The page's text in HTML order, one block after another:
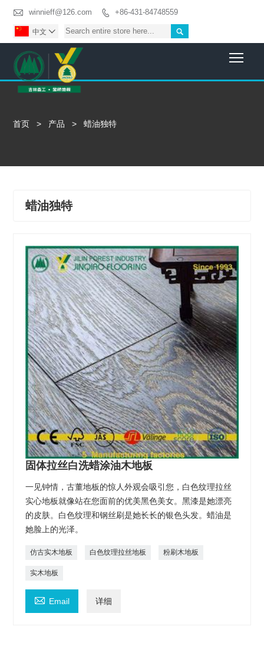
 winnieff@126.com  +86-431-84748559

中文 
首页 > 产品 > 蜡油独特
蜡油独特
固体拉丝白洗蜡涂油木地板
一见钟情，古董地板的惊人外观会吸引您，白色纹理拉丝
实心地板就像站在您面前的优美黑色美女。黑漆是她漂亮
的皮肤。白色纹理和钢丝刷是她长长的银色头发。蜡油是
她脸上的光泽。
仿古实木地板 白色纹理拉丝地板 粉刷木地板
实木地板
 Email 详细